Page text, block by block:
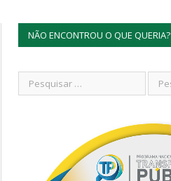
NÃO ENCONTROU O QUE QUERIA?